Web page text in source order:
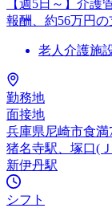
【週5日～】介護
報酬、約56万円の
老人介護施
勤務地
面接地
兵庫県尼崎市食満
猪名寺駅、塚口(
新伊丹駅
シフト